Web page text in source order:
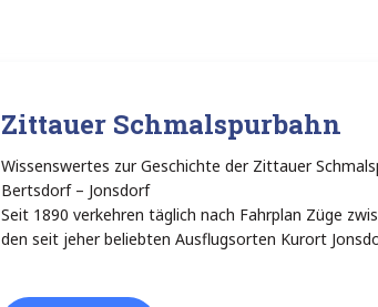
Zittauer Schmalspurbahn
Wissenswertes zur Geschichte der Zittauer
Bertsdorf – Jonsdorf
Seit 1890 verkehren täglich nach Fahrplan Züge
den seit jeher beliebten Ausflugsorten Kurort